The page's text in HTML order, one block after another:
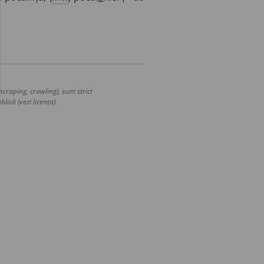
crawling), sunt strict
(vezi licența).